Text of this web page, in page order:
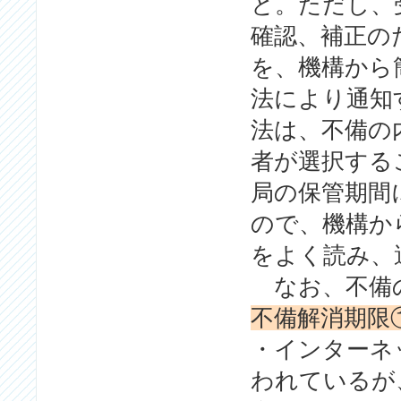
確認、補正の
を、機構か
法により通
法は、不備の
者が選択する
局の保管期
ので、機構
をよく読み
なお、不備
不備解消期限
・インター
われている